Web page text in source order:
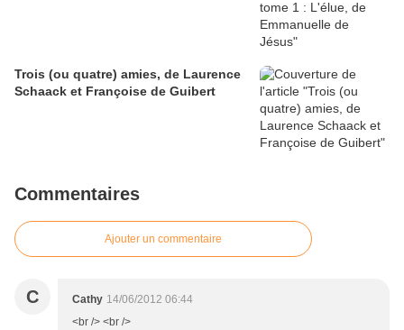
Trois (ou quatre) amies, de Laurence
Schaack et Françoise de Guibert
Commentaires
Ajouter un commentaire
C Cathy 14/06/2012 06:44
<br /> <br />